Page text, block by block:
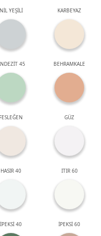
NİL YEŞİLİ KARBEYAZ
45 BEHRAMKALE
FESLEĞEN GÜZ
HASIR 40 ITIR 60
İPEKSİ 40 İPEKSİ 60